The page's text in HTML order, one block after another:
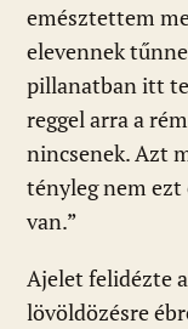
emésztettem
elevennek
pillanatban itt
reggel arra a
nincsenek. Azt
tényleg nem
van.”
Ajelet felidézte
lövöldözésre